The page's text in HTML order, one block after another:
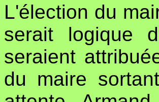
L'élection du
serait logique
seraient
du maire